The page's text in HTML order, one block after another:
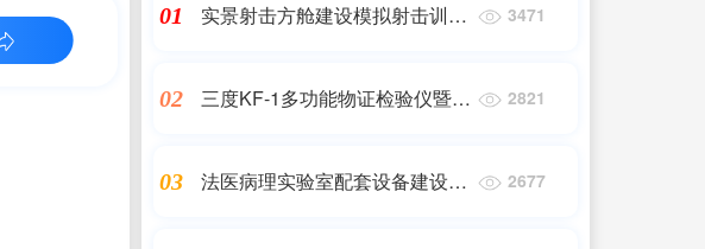
01
实景射击方舱建设模拟射击训练
3471
02
三度KF-1多功能物证检验仪暨鉴
2821
03
法医病理实验室配套设备建设方
2677